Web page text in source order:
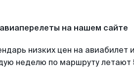
на нашем сайте
низких цен на авиабилет
неделю по маршруту летают